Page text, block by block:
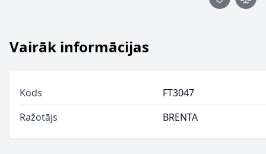
Vairāk informācijas
Kods
FT3047
Ražotājs
BRENTA